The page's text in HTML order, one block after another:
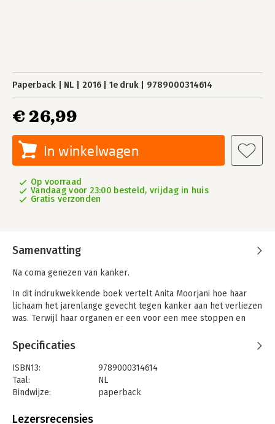
Paperback NL 2016 1e druk 9789000314614
€ 26,99
In winkelwagen
Op voorraad
Vandaag voor 23:00 besteld, vrijdag in huis
Gratis verzonden
Samenvatting
Na coma genezen van kanker.
In dit indrukwekkende boek vertelt Anita Moorjani hoe haar
lichaam het jarenlange gevecht tegen kanker aan het verliezen
was. Terwijl haar organen er een voor een mee stoppen en
doodervaring waarbij ze haar leven en de negatieve patronen
die voor haar ziekte hadden gezorgd in alle helderheid
doorziet. Volkomen onverwacht komt Anita weer uit de coma
en blijkt dat de kanker volledig uit haar lichaam verdwenen is.
Een paar weken later kan ze het ziekenhuis verlaten en wordt
wereld moet delen. In dit boek beschrijft ze haar inzichten en
Specificaties
ISBN13:
9789000314614
Taal:
NL
Bindwijze:
paperback
Uitgever:
Lezersrecensies